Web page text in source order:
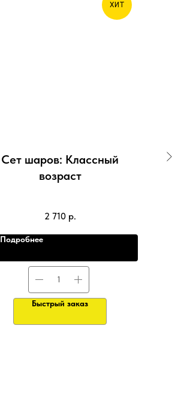
ХИТ
Сет шаров: Классный
возраст
2 710 р.
Подробнее
Быстрый заказ